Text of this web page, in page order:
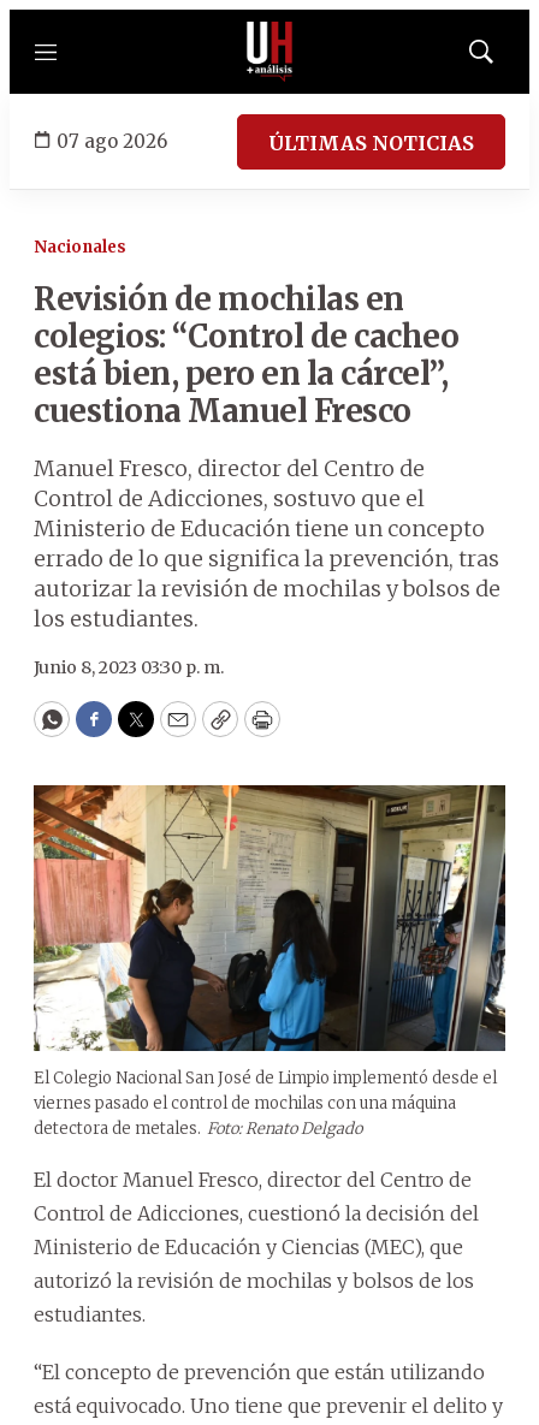
Menú
Mostrar
07 ago 2026 ÚLTIMAS NOTICIAS
Nacionales
Revisión de mochilas en
colegios: “Control de cacheo
está bien, pero en la cárcel”,
cuestiona Manuel Fresco
Manuel Fresco, director del Centro de
Control de Adicciones, sostuvo que el
Ministerio de Educación tiene un concepto
errado de lo que significa la prevención, tras
autorizar la revisión de mochilas y bolsos de
los estudiantes.
Junio 8, 2023 03:30 p. m.
WhatsApp
Facebook
Twitter
EmailCopyPrint
El Colegio Nacional San José de Limpio implementó desde el
viernes pasado el control de mochilas con una máquina
detectora de metales. Foto: Renato Delgado
El doctor Manuel Fresco, director del Centro de
Control de Adicciones, cuestionó la decisión del
Ministerio de Educación y Ciencias (MEC), que
autorizó la revisión de mochilas y bolsos de los
estudiantes.
“El concepto de prevención que están utilizando
está equivocado. Uno tiene que prevenir el delito y